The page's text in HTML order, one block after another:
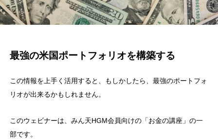
最強の米国ポートフォリオを構築する
この情報を上手く活用すると、もしかしたら、最強のポートフォ
リオが出来るかもしれません。
このウェビナーは、みん天HGM会員向けの「お金の講座」の一
部です。